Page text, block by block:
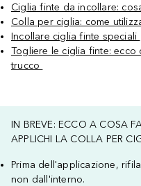
Ciglia finte da incollare:
Colla per ciglia: come
Incollare ciglia finte speciali
Togliere le ciglia finte: ecco
trucco
IN BREVE: ECCO A COSA
APPLICHI LA COLLA PER
Prima dell'applicazione,
non dall'interno.